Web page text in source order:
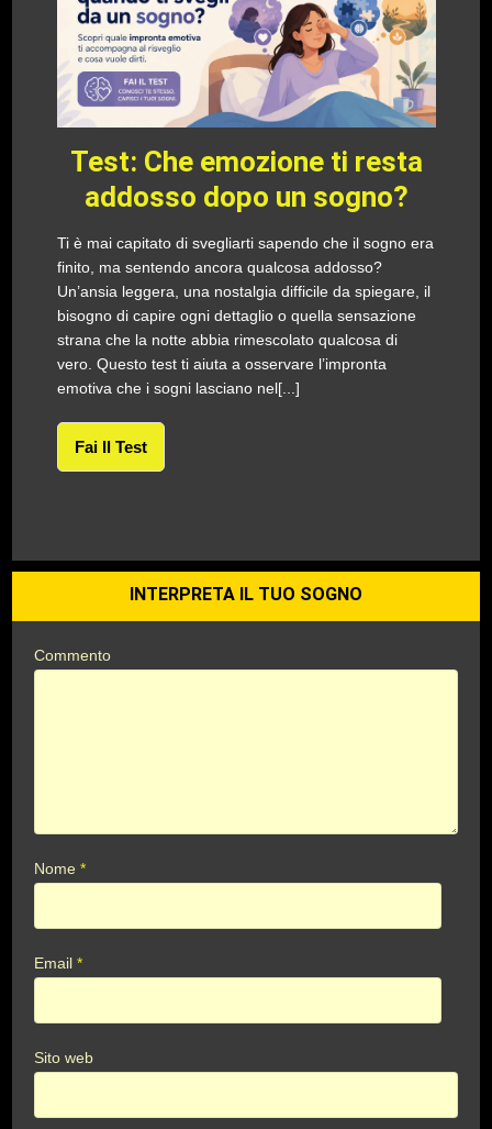
Test: Che emozione ti resta
addosso dopo un sogno?
Ti è mai capitato di svegliarti sapendo che il sogno era
finito, ma sentendo ancora qualcosa addosso?
Un’ansia leggera, una nostalgia difficile da spiegare, il
bisogno di capire ogni dettaglio o quella sensazione
strana che la notte abbia rimescolato qualcosa di
vero. Questo test ti aiuta a osservare l’impronta
emotiva che i sogni lasciano nel[...]
Fai Il Test
INTERPRETA IL TUO SOGNO
Commento
Nome*
Email*
Sito web